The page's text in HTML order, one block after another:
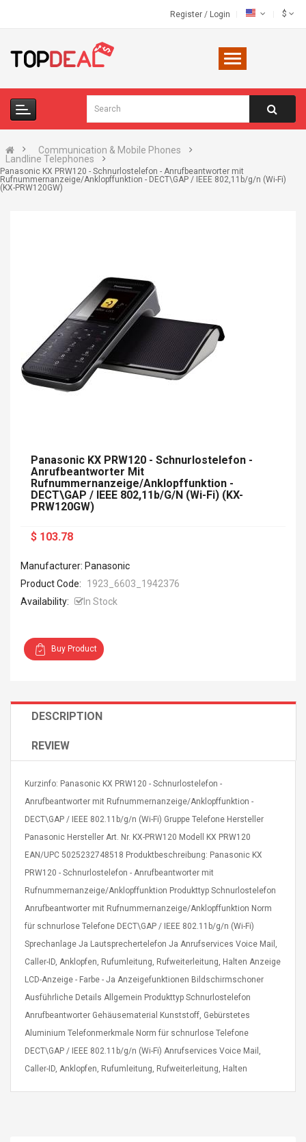
Register / Login $
Communication & Mobile Phones
Landline Telephones
Panasonic KX PRW120 - Schnurlostelefon - Anrufbeantworter mit
Rufnummernanzeige/Anklopffunktion - DECT\GAP / IEEE 802,11b/g/n (Wi-Fi)
(KX-PRW120GW)
UHF Guitarra
Jasper
Hole:
15.7"
1.9% 6
Womens
Leather
Boots UK
Charge Adapter
$ 2.46
High Quality Retro Game
Plus 6s 7 8 Plus TPU
Phone Back Game
Consoles Cover For
$ 6.86
$ 11.43
Zdm 24 Key Ir Control
Remoto Wirelessrectifier
Control Box Dc12v 2a
Adaptador De Fuente De
3528 5050 Rgb Luces De
Tira Led Iluminación De
Cinta Flexible
$ 8.57
Rolling Guitar Capo Glider
Easy Sliding Up & Down
For Folk Classic Acoustic
Guitars
$ 6.62
$ 8.71
Panasonic KX PRW120 - Schnurlostelefon -
Anrufbeantworter Mit
Rufnummernanzeige/Anklopffunktion -
DECT\GAP / IEEE 802,11b/g/n (Wi-Fi) (KX-
PRW120GW)
$ 103.78
Manufacturer: Panasonic
Product Code:
1923_6603_1942376
Availability:
In Stock
Buy Product
DESCRIPTION
REVIEW
Kurzinfo: Panasonic KX PRW120 - Schnurlostelefon -
Anrufbeantworter mit Rufnummernanzeige/Anklopffunktion -
DECT\GAP / IEEE 802.11b/g/n (Wi-Fi) Gruppe Telefone Hersteller
Panasonic Hersteller Art. Nr. KX-PRW120 Modell KX PRW120
EAN/UPC 5025232748518 Produktbeschreibung: Panasonic KX
PRW120 - Schnurlostelefon - Anrufbeantworter mit
Rufnummernanzeige/Anklopffunktion Produkttyp Schnurlostelefon
Anrufbeantworter mit Rufnummernanzeige/Anklopffunktion Norm
für schnurlose Telefone DECT\GAP / IEEE 802.11b/g/n (Wi-Fi)
Sprechanlage Ja Lautsprechertelefon Ja Anrufservices Voice Mail,
Caller-ID, Anklopfen, Rufumleitung, Rufweiterleitung, Halten Anzeige
LCD-Anzeige - Farbe - Ja Anzeigefunktionen Bildschirmschoner
Ausführliche Details Allgemein Produkttyp Schnurlostelefon
Anrufbeantworter Gehäusematerial Kunststoff, Gebürstetes
Aluminium Telefonmerkmale Norm für schnurlose Telefone
DECT\GAP / IEEE 802.11b/g/n (Wi-Fi) Anrufservices Voice Mail,
Caller-ID, Anklopfen, Rufumleitung, Rufweiterleitung, Halten